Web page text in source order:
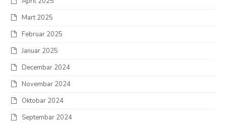
Mart 2025
Februar 2025
Januar 2025
Decembar 2024
Novembar 2024
Oktobar 2024
Septembar 2024